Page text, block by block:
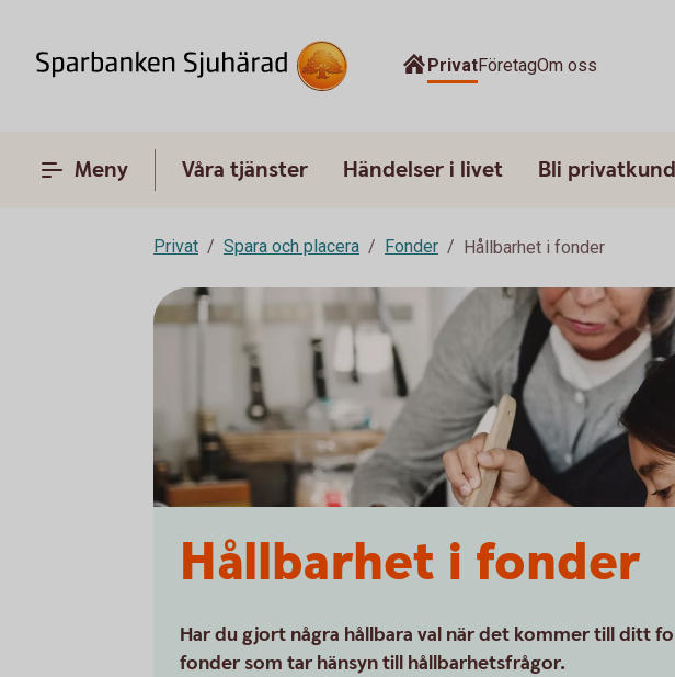
PrivatFöretagOm oss
Meny Våra tjänster Händelser i livet Bli privatkund
Privat Spara och placera Fonder Hållbarhet i fonder
Hållbarhet i fonder
Har du gjort några hållbara val när det kommer till ditt
fonder som tar hänsyn till hållbarhetsfrågor.